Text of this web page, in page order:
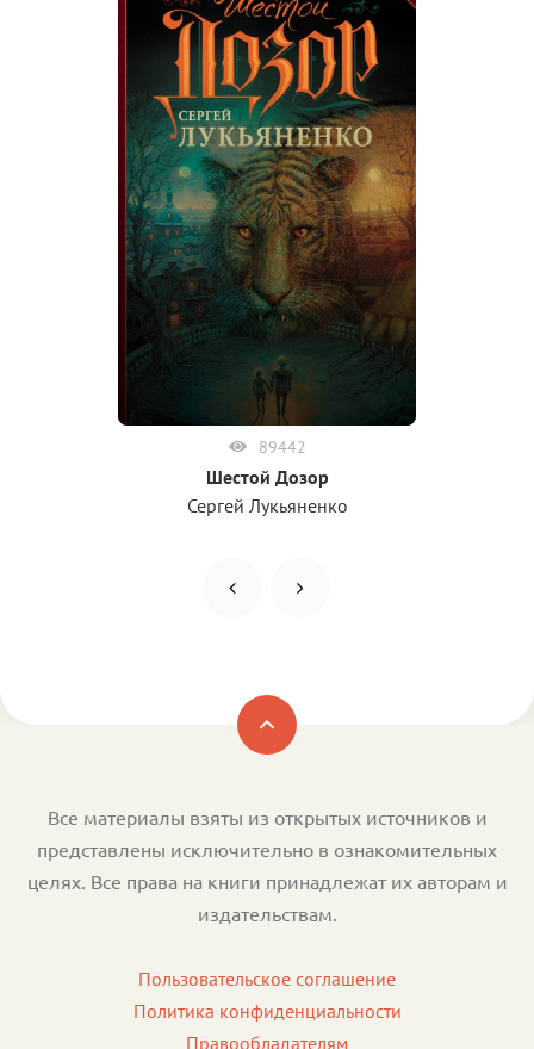
89442
Шестой Дозор
Сергей Лукьяненко
Все материалы взяты из открытых источников и
представлены исключительно в ознакомительных
целях. Все права на книги принадлежат их авторам и
издательствам.
Пользовательское соглашение
Политика конфиденциальности
Правообладателям